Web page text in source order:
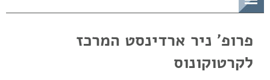
פרופ' ניר ארדינסט המרכז
לקרטוקונוס